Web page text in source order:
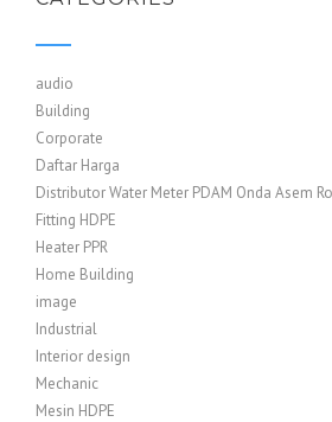
audio
Building
Corporate
Daftar Harga
Distributor Water Meter PDAM Onda Asem
Fitting HDPE
Heater PPR
Home Building
image
Industrial
Interior design
Mechanic
Mesin HDPE